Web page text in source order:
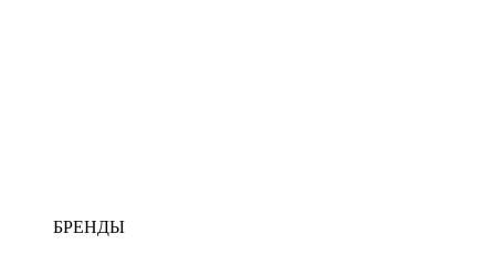
БРЕНДЫ